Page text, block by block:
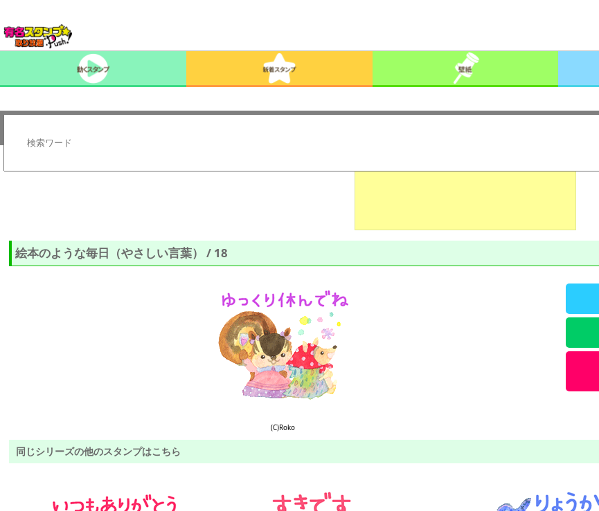
絵本のような毎日（やさしい言葉） / 18
(C)Roko
同じシリーズの他のスタンプはこちら